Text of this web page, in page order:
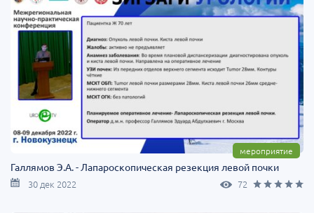
мероприятие
Галлямов Э.А. - Лапароскопическая резекция левой почки
30 дек 2022 72